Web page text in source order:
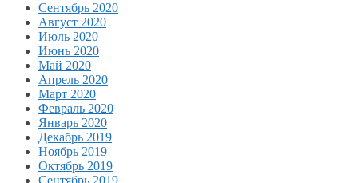
Сентябрь 2020
Август 2020
Июль 2020
Июнь 2020
Май 2020
Апрель 2020
Март 2020
Февраль 2020
Январь 2020
Декабрь 2019
Ноябрь 2019
Октябрь 2019
Сентябрь 2019